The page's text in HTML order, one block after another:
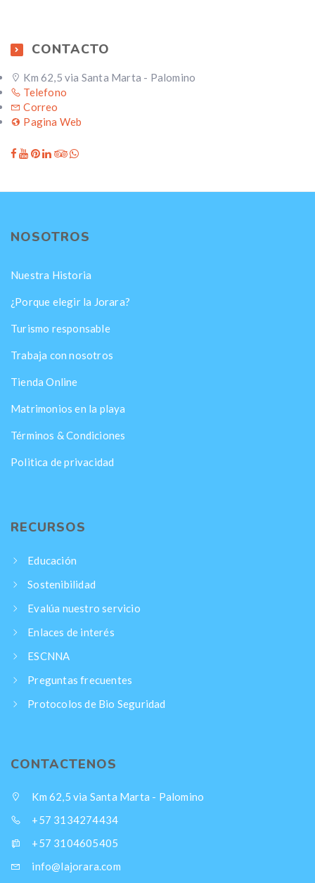
CONTACTO
Km 62,5 via Santa Marta - Palomino
Telefono
Correo
Pagina Web
NOSOTROS
Nuestra Historia
¿Porque elegir la Jorara?
Turismo responsable
Trabaja con nosotros
Tienda Online
Matrimonios en la playa
Términos & Condiciones
Politica de privacidad
RECURSOS
Educación
Sostenibilidad
Evalúa nuestro servicio
Enlaces de interés
ESCNNA
Preguntas frecuentes
Protocolos de Bio Seguridad
CONTACTENOS
Km 62,5 via Santa Marta - Palomino
+57 3134274434
+57 3104605405
info@lajorara.com